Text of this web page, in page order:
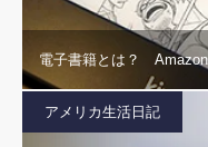
電子書籍とは？ Amazon
アメリカ生活日記